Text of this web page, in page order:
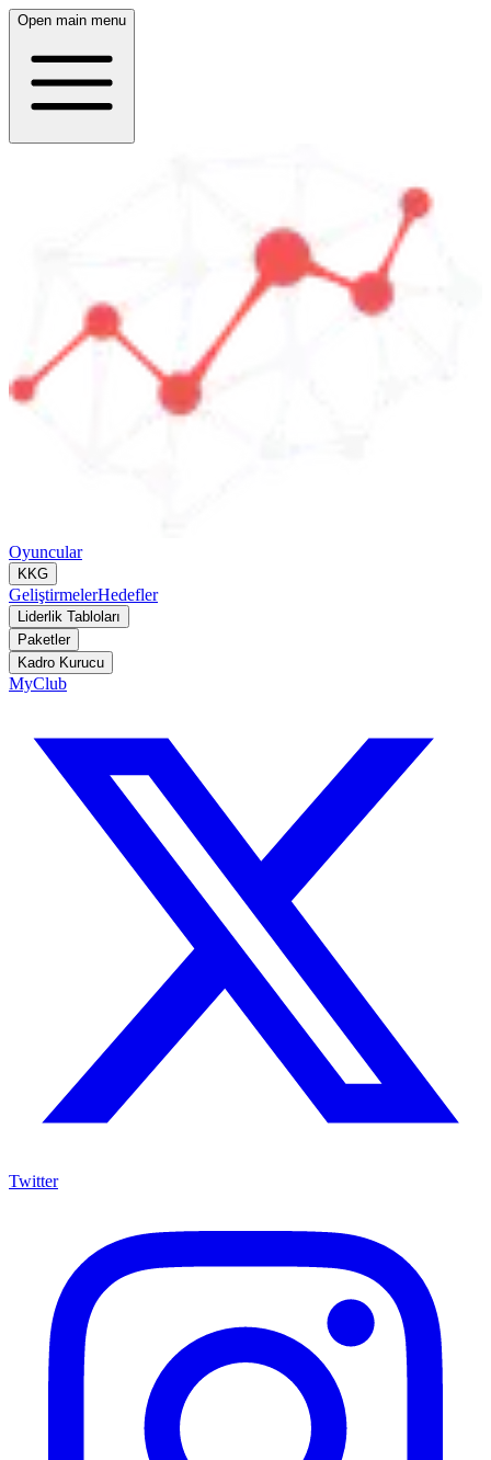
Open main menu
Oyuncular
KKG
GeliştirmelerHedefler
Liderlik Tabloları
Paketler
Kadro Kurucu
MyClub
Twitter